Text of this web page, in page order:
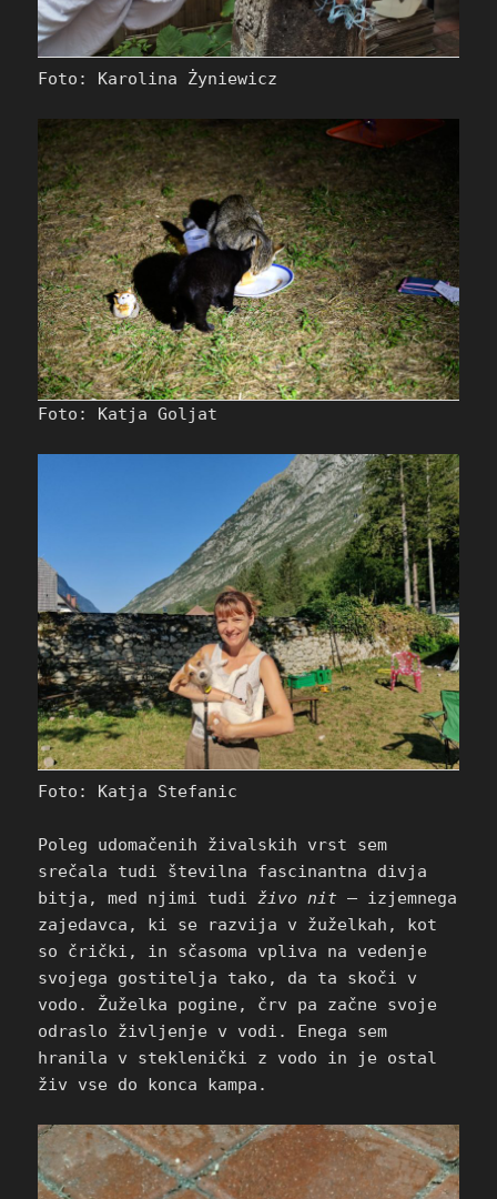
Foto: Karolina Żyniewicz
Foto: Katja Goljat
Foto: Katja Stefanic
Poleg udomačenih živalskih vrst sem
srečala tudi številna fascinantna divja
bitja, med njimi tudi živo nit– izjemnega
zajedavca, ki se razvija v žuželkah, kot
so črički, in sčasoma vpliva na vedenje
svojega gostitelja tako, da ta skoči v
vodo. Žuželka pogine, črv pa začne svoje
odraslo življenje v vodi. Enega sem
hranila v steklenički z vodo in je ostal
živ vse do konca kampa.